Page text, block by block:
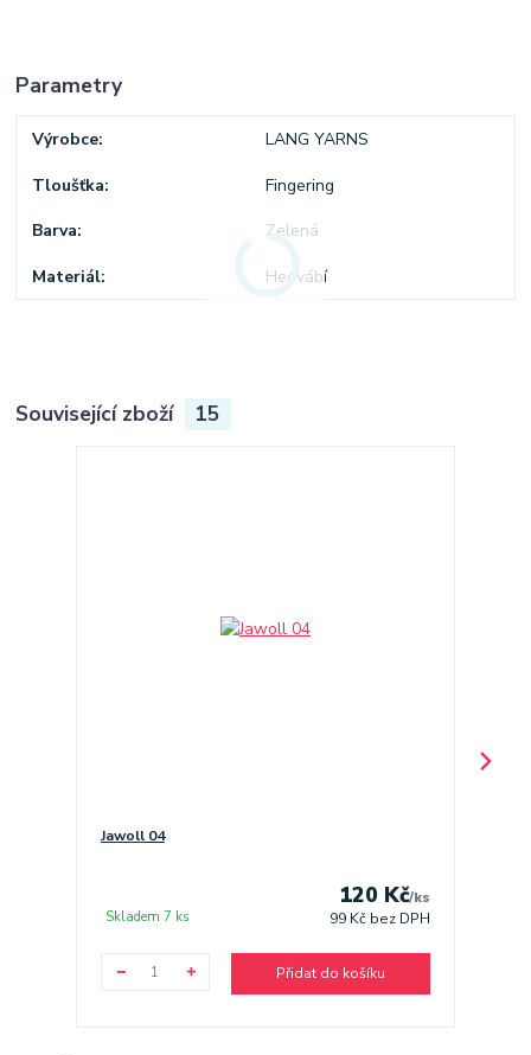
Parametry
Výrobce LANG YARNS
Tloušťka Fingering
Barva Zelená
Materiál Hedvábí
Související zboží 15
Jawoll 04
120 Kč/ks
99 Kč bez DPH
Skladem 7 ks
Přidat do košíku